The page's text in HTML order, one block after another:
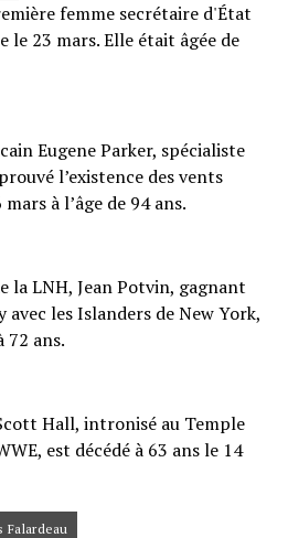
femme secrétaire d'État
le 23 mars. Elle était âgée de
Eugene Parker, spécialiste
l’existence des vents
à l’âge de 94 ans.
la LNH, Jean Potvin, gagnant
avec les Islanders de New York,
72 ans.
Hall, intronisé au Temple
est décédé à 63 ans le 14